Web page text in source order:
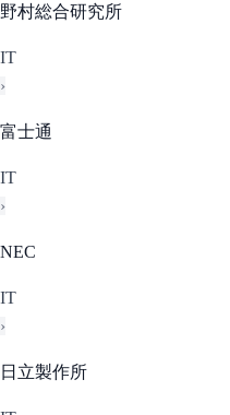
野村総合研究所
IT
›
富士通
IT
›
NEC
IT
›
日立製作所